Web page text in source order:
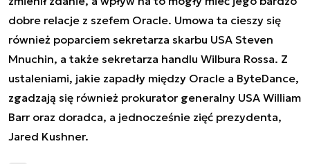
dobre relacje z szefem Oracle. Umowa ta cieszy się
również poparciem sekretarza skarbu USA Steven
Mnuchin, a także sekretarza handlu Wilbura Rossa. Z
ustaleniami, jakie zapadły między Oracle a ByteDance,
zgadzają się również prokurator generalny USA William
Barr oraz doradca, a jednocześnie zięć prezydenta,
Jared Kushner.